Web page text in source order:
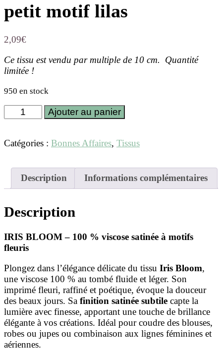
petit motif lilas
2,09€
Ce tissu est vendu par multiple de 10 cm. Quantité
limitée !
950 en stock
quantité
de
"IRIS
motif
lilas
Ajouter au panier
Catégories : Bonnes Affaires, Tissus
Description Informations complémentaires
Description
IRIS BLOOM – 100 % viscose satinée à motifs
fleuris
Plongez dans l’élégance délicate du tissu Iris Bloom,
une viscose 100 % au tombé fluide et léger. Son
imprimé fleuri, raffiné et poétique, évoque la douceur
des beaux jours. Sa finition satinée subtile capte la
lumière avec finesse, apportant une touche de brillance
élégante à vos créations. Idéal pour coudre des blouses,
robes ou jupes ou combinaison aux lignes féminines et
aériennes.